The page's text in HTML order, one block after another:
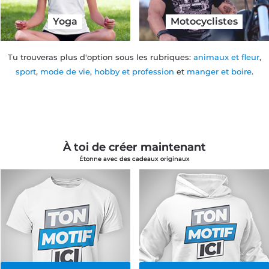
Yoga Motocyclistes
Tu trouveras plus d'option sous les rubriques: animaux et fleur,
sport, mode de vie, hobby et profession et manger et boire.
À toi de créer maintenant
Étonne avec des cadeaux originaux